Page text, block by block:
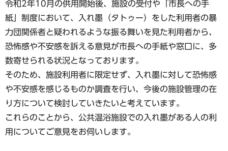
令和2年10月の供用開始後、施設の受付や「市長への手
紙」制度において、入れ墨（タトゥー）をした利用者の暴
力団関係者と疑われるような振る舞いを見た利用者から、
恐怖感や不安感を訴える意見が市長への手紙や窓口に、多
数寄せられる状況となっております。
そのため、施設利用者に限定せず、入れ墨に対して恐怖感
や不安感を感じるものか調査を行い、今後の施設管理の在
り方について検討していきたいと考えています。
これらのことから、公共温浴施設での入れ墨がある人の利
用についてご意見をお伺いします。